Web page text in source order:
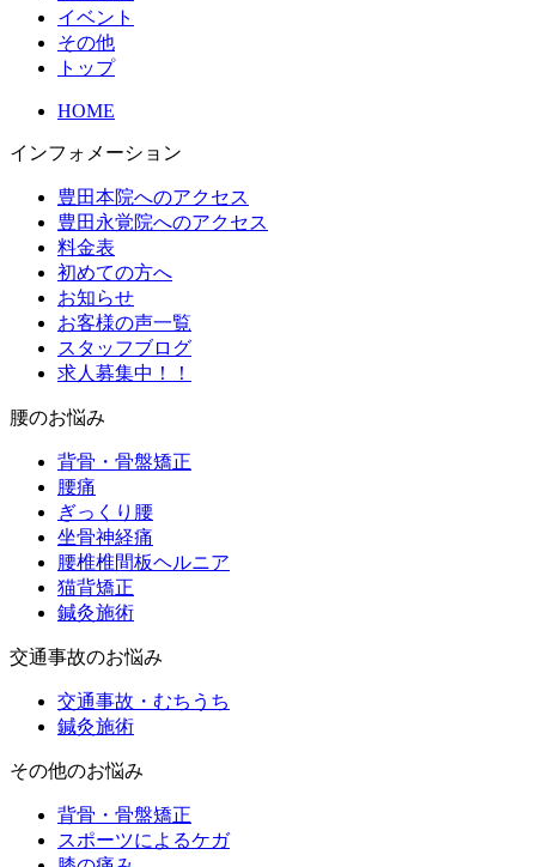
イベント
その他
トップ
HOME
インフォメーション
豊田本院へのアクセス
豊田永覚院へのアクセス
料金表
初めての方へ
お知らせ
お客様の声一覧
スタッフブログ
求人募集中！！
腰のお悩み
背骨・骨盤矯正
腰痛
ぎっくり腰
坐骨神経痛
腰椎椎間板ヘルニア
猫背矯正
鍼灸施術
交通事故のお悩み
交通事故・むちうち
鍼灸施術
その他のお悩み
背骨・骨盤矯正
スポーツによるケガ